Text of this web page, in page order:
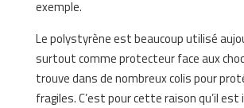
exemple.
Le polystyrène est beaucoup utilisé
surtout comme protecteur face aux
trouve dans de nombreux colis pour
fragiles. C’est pour cette raison qu’il